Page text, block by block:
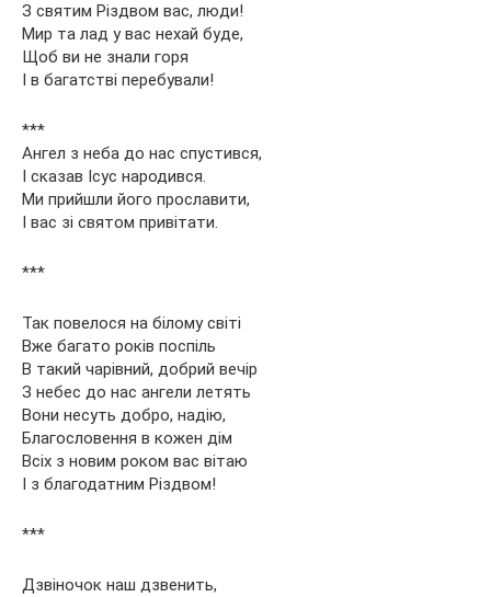
З святим Різдвом вас, люди!
Мир та лад у вас нехай буде,
Щоб ви не знали горя
І в багатстві перебували!
***
Ангел з неба до нас спустився,
І сказав Ісус народився.
Ми прийшли його прославити,
І вас зі святом привітати.
***
Так повелося на білому світі
Вже багато років поспіль
В такий чарівний, добрий вечір
З небес до нас ангели летять
Вони несуть добро, надію,
Благословення в кожен дім
Всіх з новим роком вас вітаю
І з благодатним Різдвом!
***
Дзвіночок наш дзвенить,